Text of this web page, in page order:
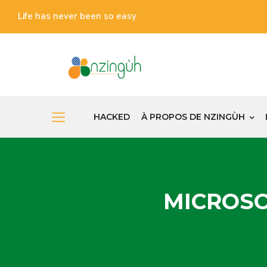
Life has never been so easy
HACKED À PROPOS DE NZINGÙH